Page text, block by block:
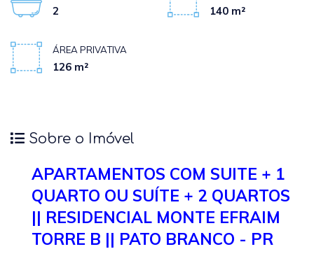
2 140 m²
ÁREA PRIVATIVA
126 m²
Sobre o Imóvel
APARTAMENTOS COM SUITE + 1
QUARTO OU SUÍTE + 2 QUARTOS
|| RESIDENCIAL MONTE EFRAIM
TORRE B || PATO BRANCO - PR